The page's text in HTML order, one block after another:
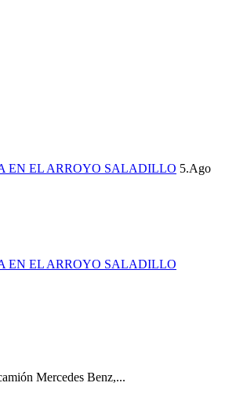
EN EL ARROYO SALADILLO 5.Ago
EN EL ARROYO SALADILLO
Mercedes Benz,...